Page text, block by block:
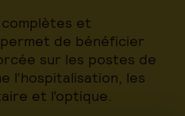
et
de bénéficier
sur les postes de
l’hospitalisation, les
et l’optique.